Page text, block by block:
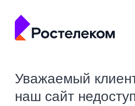
Уважаемый
наш сайт